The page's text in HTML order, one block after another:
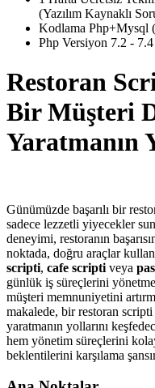
(Yazılım Kaynaklı
Kodlama Php+Mysql
Php Versiyon 7.2 - 7.4
Restoran
Bir Müşteri
Yaratmanın
Günümüzde başarılı bir
sadece lezzetli yiyecekler
deneyimi, restoranın
noktada, doğru araçlar
scripti, cafe scripti veya
günlük iş süreçlerini
müşteri memnuniyetini
makalede, bir restoran
yaratmanın yollarını
hem yönetim süreçlerini
beklentilerini karşılama